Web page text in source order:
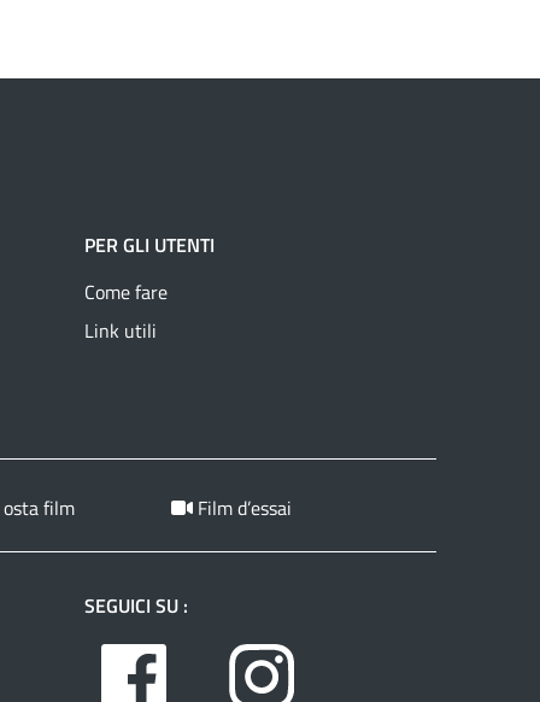
PER GLI UTENTI
Come fare
Link utili
film Film d’essai
SEGUICI SU :
Facebook